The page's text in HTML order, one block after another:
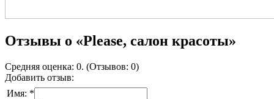
Отзывы о «Please, салон красоты»
Средняя оценка: 0. (Отзывов: 0)
Добавить отзыв:
Имя: *